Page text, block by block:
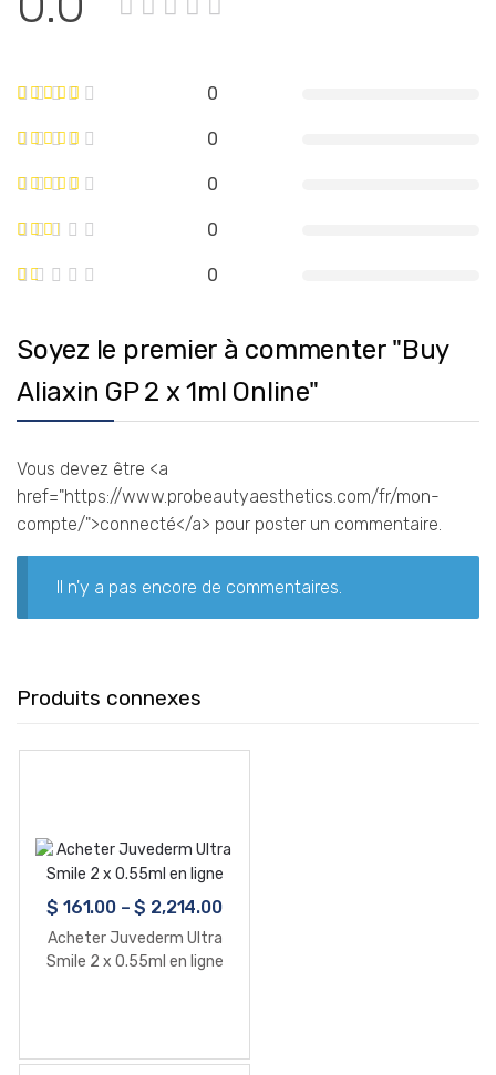
0
0
0
0
0
Soyez le premier à commenter "Buy
Aliaxin GP 2 x 1ml Online"
Vous devez être <a
href="https://www.probeautyaesthetics.com/fr/mon-
compte/">connecté</a> pour poster un commentaire.
Il n'y a pas encore de commentaires.
Produits connexes
$ 161.00–$ 2,214.00
Acheter Juvederm Ultra
Smile 2 x 0.55ml en ligne